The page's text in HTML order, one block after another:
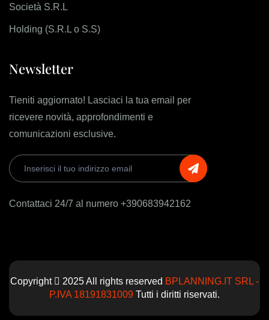
Società S.R.L
Holding (S.R.L o S.S)
Newsletter
Tieniti aggiornato! Lasciaci la tua email per
ricevere novità, approfondimenti e
comunicazioni esclusive.
Contattaci 24/7 al numero +390683942162
Copyright 2025 All rights reserved BPLANNING.IT SRL -
P.IVA 18191831009 Tutti i diritti riservati.